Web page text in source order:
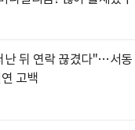
난 뒤 연락 끊겼다"…서동
고백